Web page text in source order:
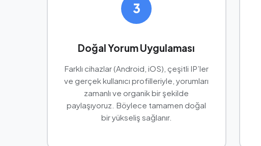
3
Doğal Yorum Uygulaması
Farklı cihazlar (Android, iOS), çeşitli IP’ler
ve gerçek kullanıcı profilleriyle, yorumları
zamanlı ve organik bir şekilde
paylaşıyoruz. Böylece tamamen doğal
bir yükseliş sağlanır.